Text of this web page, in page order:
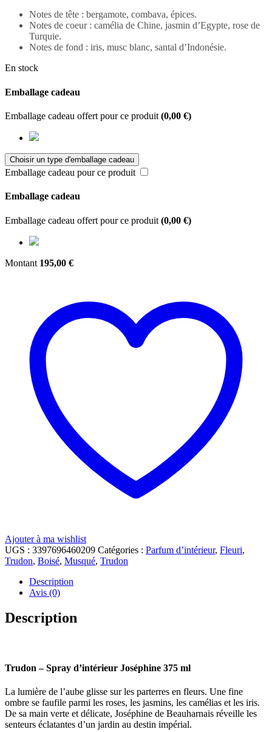
Notes de tête : bergamote, combava, épices.
Notes de coeur : camélia de Chine, jasmin d’Egypte, rose de
Turquie.
Notes de fond : iris, musc blanc, santal d’Indonésie.
En stock
Emballage cadeau
Emballage cadeau offert pour ce produit (0,00 €)
Emballage cadeau pour ce produit
Emballage cadeau
Emballage cadeau offert pour ce produit (0,00 €)
Montant 195,00 €
Ajouter à ma wishlist
UGS : 3397696460209 Catégories : Parfum d’intérieur, Fleuri,
Trudon, Boisé, Musqué, Trudon
Description
Avis (0)
Description
Trudon – Spray d’intérieur Joséphine 375 ml
La lumière de l’aube glisse sur les parterres en fleurs. Une fine
ombre se faufile parmi les roses, les jasmins, les camélias et les iris.
De sa main verte et délicate, Joséphine de Beauharnais réveille les
senteurs éclatantes d’un jardin au destin impérial.